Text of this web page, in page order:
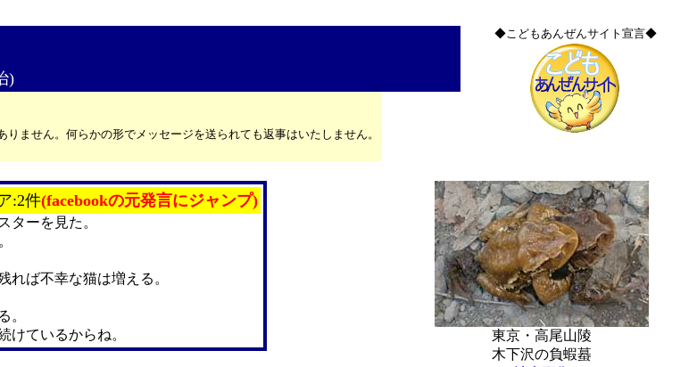
)
ません。何らかの形でメッセージを送られても返事はいたしません。
◆こどもあんぜんサイト宣言◆
:2件(facebookの元発言にジャンプ)
ターを見た。
れば不幸な猫は増える。
。
けているからね。
東京・高尾山陵
木下沢の負蝦蟇